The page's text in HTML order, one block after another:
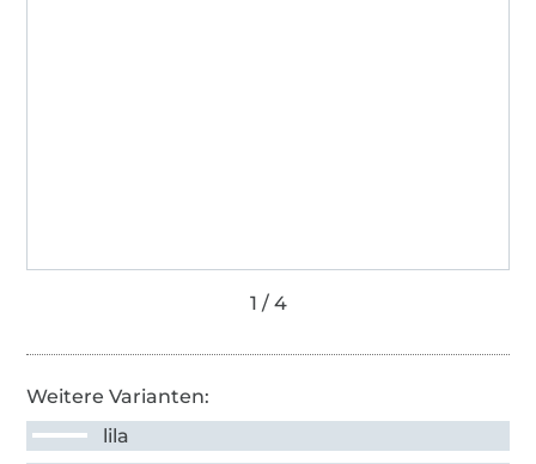
Weitere Varianten:
lila